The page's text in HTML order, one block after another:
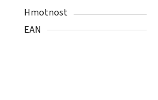
Hmotnost
EAN